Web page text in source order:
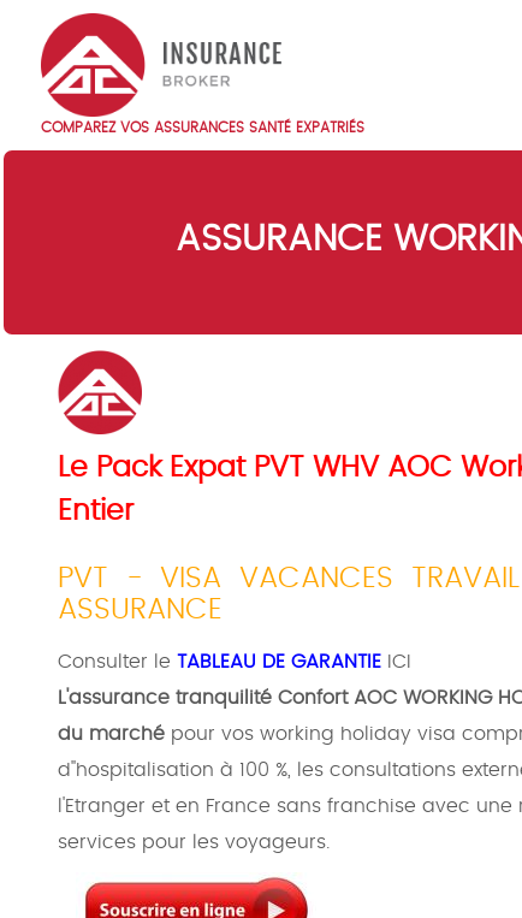
main
content
COMPAREZ VOS ASSURANCES SANTÉ EXPATRIÉS
Main
ASSURANCE
Le Pack Expat PVT WHV AOC
Entier
PVT - VISA VACANCES
ASSURANCE
Consulter le TABLEAU DE GARANTIE ICI
L'assurance tranquilité Confort AOC WORKING
du marché pour vos working holiday visa
d''hospitalisation à 100 %, les consultations
l'Etranger et en France sans franchise avec
services pour les voyageurs.